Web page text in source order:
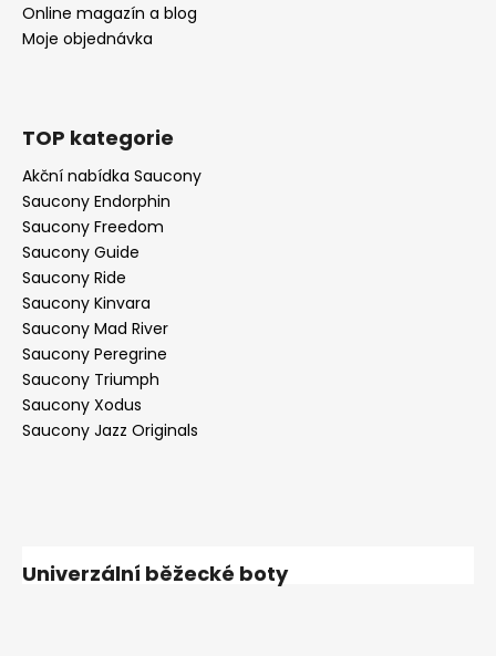
Online magazín a blog
Moje objednávka
TOP kategorie
Akční nabídka Saucony
Saucony Endorphin
Saucony Freedom
Saucony Guide
Saucony Ride
Saucony Kinvara
Saucony Mad River
Saucony Peregrine
Saucony Triumph
Saucony Xodus
Saucony Jazz Originals
Univerzální běžecké boty